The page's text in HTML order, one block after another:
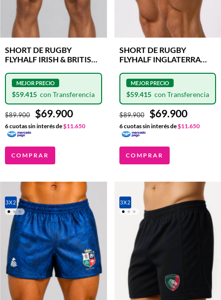
SHORT DE RUGBY
FLYHALF IRISH & BRITISH
$89.900 $69.900
$59.415
6cuotas sin interés de$11.650
COMPRAR
SHORT DE RUGBY
FLYHALF INGLATERRA
$89.900 $69.900
$59.415
6cuotas sin interés de$11.650
COMPRAR
3X2 3X2